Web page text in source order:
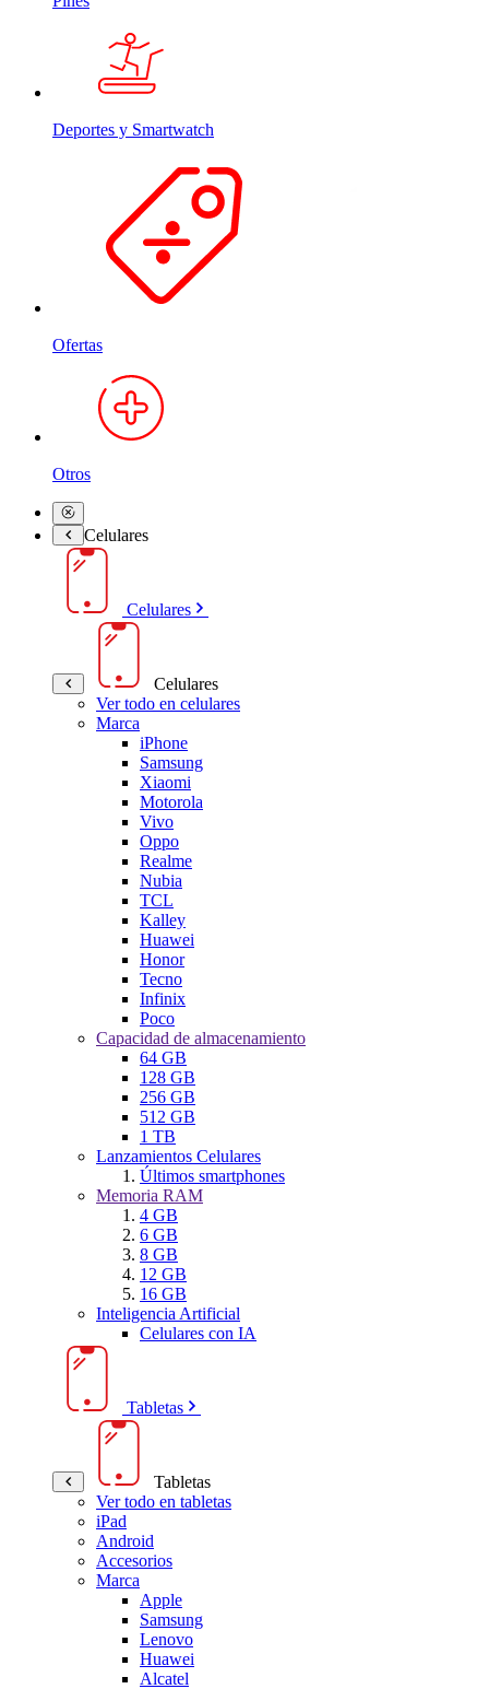
Deportes y Smartwatch
Ofertas
Otros
Celulares
Celulares
Celulares
Ver todo en celulares
Marca
iPhone
Samsung
Xiaomi
Motorola
Vivo
Oppo
Realme
Nubia
TCL
Kalley
Huawei
Honor
Tecno
Infinix
Poco
Capacidad de almacenamiento
64 GB
128 GB
256 GB
512 GB
1 TB
Lanzamientos Celulares
Últimos smartphones
Memoria RAM
4 GB
6 GB
8 GB
12 GB
16 GB
Inteligencia Artificial
Celulares con IA
Tabletas
Tabletas
Ver todo en tabletas
iPad
Android
Accesorios
Marca
Apple
Samsung
Lenovo
Huawei
Alcatel